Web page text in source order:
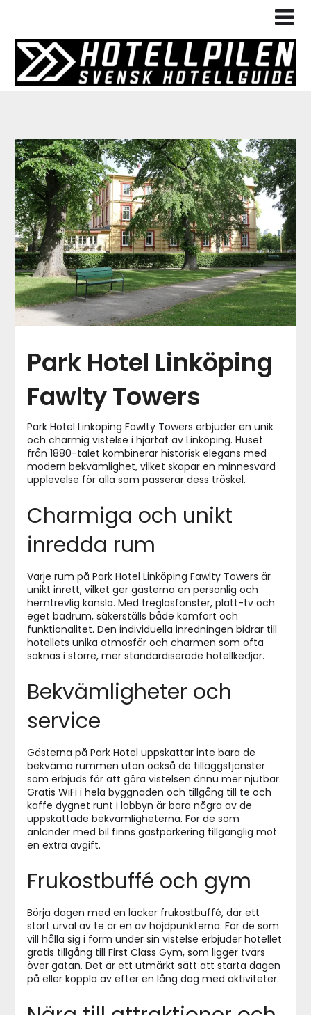
Park Hotel Linköping
Fawlty Towers
Park Hotel Linköping Fawlty Towers erbjuder en unik
och charmig vistelse i hjärtat av Linköping. Huset
från 1880-talet kombinerar historisk elegans med
modern bekvämlighet, vilket skapar en minnesvärd
upplevelse för alla som passerar dess tröskel.
Charmiga och unikt
inredda rum
Varje rum på Park Hotel Linköping Fawlty Towers är
unikt inrett, vilket ger gästerna en personlig och
hemtrevlig känsla. Med treglasfönster, platt-tv och
eget badrum, säkerställs både komfort och
funktionalitet. Den individuella inredningen bidrar till
hotellets unika atmosfär och charmen som ofta
saknas i större, mer standardiserade hotellkedjor.
Bekvämligheter och
service
Gästerna på Park Hotel uppskattar inte bara de
bekväma rummen utan också de tilläggstjänster
som erbjuds för att göra vistelsen ännu mer njutbar.
Gratis WiFi i hela byggnaden och tillgång till te och
kaffe dygnet runt i lobbyn är bara några av de
uppskattade bekvämligheterna. För de som
anländer med bil finns gästparkering tillgänglig mot
en extra avgift.
Frukostbuffé och gym
Börja dagen med en läcker frukostbuffé, där ett
stort urval av te är en av höjdpunkterna. För de som
vill hålla sig i form under sin vistelse erbjuder hotellet
gratis tillgång till First Class Gym, som ligger tvärs
över gatan. Det är ett utmärkt sätt att starta dagen
på eller koppla av efter en lång dag med aktiviteter.